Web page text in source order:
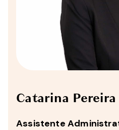
Catarina Pereira
Assistente